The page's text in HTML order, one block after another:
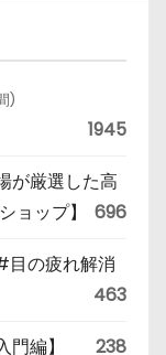
)
1945
が厳選した高
ョップ】
696
目の疲れ解消
463
編】 238